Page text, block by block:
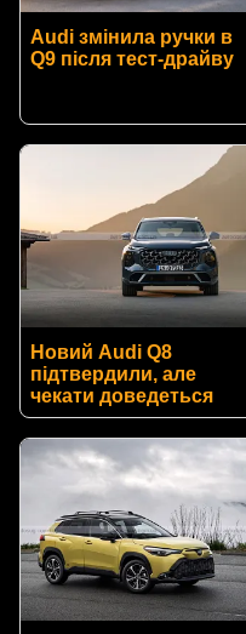
Audi змінила ручки в
Q9 після тест-драйву
Новий Audi Q8
підтвердили, але
чекати доведеться